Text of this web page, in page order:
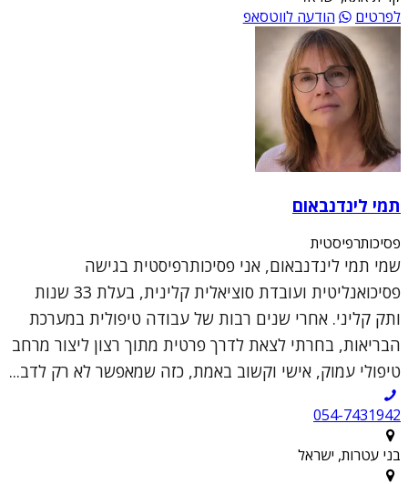
לפרטים
הודעה לווטסאפ
תמי לינדנבאום
פסיכותרפיסטית
שמי תמי לינדנבאום, אני פסיכותרפיסטית בגישה
פסיכואנליטית ועובדת סוציאלית קלינית, בעלת 33 שנות
ותק קליני. אחרי שנים רבות של עבודה טיפולית במערכת
הבריאות, בחרתי לצאת לדרך פרטית מתוך רצון ליצור מרחב
טיפולי עמוק, אישי וקשוב באמת, כזה שמאפשר לא רק לדב...
054-7431942
בני עטרות, ישראל